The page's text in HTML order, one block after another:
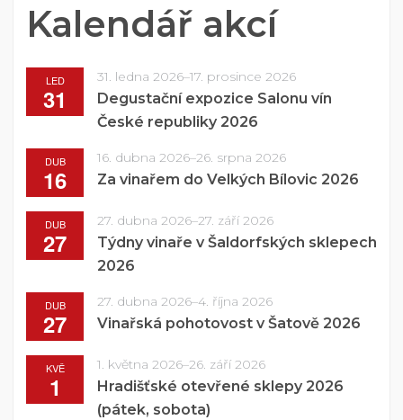
Kalendář akcí
LED
31
31. ledna 2026–17. prosince 2026
Degustační expozice Salonu vín
České republiky 2026
DUB
16
16. dubna 2026–26. srpna 2026
Za vinařem do Velkých Bílovic 2026
DUB
27
27. dubna 2026–27. září 2026
Týdny vinaře v Šaldorfských sklepech
2026
DUB
27
27. dubna 2026–4. října 2026
Vinařská pohotovost v Šatově 2026
KVĚ
1
1. května 2026–26. září 2026
Hradišťské otevřené sklepy 2026
(pátek, sobota)